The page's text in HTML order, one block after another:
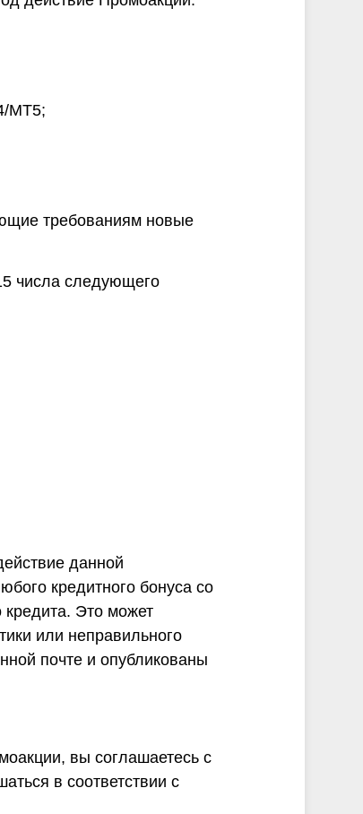
MT5;
требованиям новые
числа следующего
данной
кредитного бонуса со
кредита. Это может
или неправильного
почте и опубликованы
вы соглашаетесь с
в соответствии с